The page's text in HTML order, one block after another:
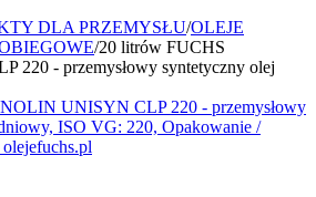
DLA PRZEMYSŁU/OLEJE
/20 litrów FUCHS
220 - przemysłowy syntetyczny olej